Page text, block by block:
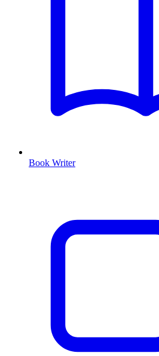
Book Writer